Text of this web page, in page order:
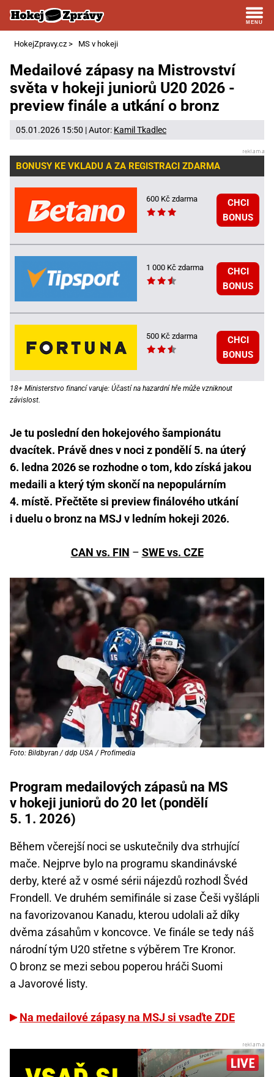
HokejZpravy.cz > MS v hokeji
Medailové zápasy na Mistrovství
světa v hokeji juniorů U20 2026 -
preview finále a utkání o bronz
05.01.2026 15:50 | Autor: Kamil Tkadlec
BONUSY KE VKLADU A ZA REGISTRACI ZDARMA
600 Kč zdarma
CHCI
BONUS
1 000 Kč zdarma
CHCI
BONUS
500 Kč zdarma
CHCI
BONUS
18+ Ministerstvo financí varuje: Účastí na hazardní hře může vzniknout
závislost.
Je tu poslední den hokejového šampionátu
dvacítek. Právě dnes v noci z pondělí 5. na úterý
6. ledna 2026 se rozhodne o tom, kdo získá jakou
medaili a který tým skončí na nepopulárním
4. místě. Přečtěte si preview finálového utkání
i duelu o bronz na MSJ v ledním hokeji 2026.
CAN vs. FIN – SWE vs. CZE
Foto: Bildbyran / ddp USA / Profimedia
Program medailových zápasů na MS
v hokeji juniorů do 20 let (pondělí
5. 1. 2026)
Během včerejší noci se uskutečnily dva strhující
mače. Nejprve bylo na programu skandinávské
derby, které až v osmé sérii nájezdů rozhodl Švéd
Frondell. Ve druhém semifinále si zase Češi vyšlápli
na favorizovanou Kanadu, kterou udolali až díky
dvěma zásahům v koncovce. Ve finále se tedy náš
národní tým U20 střetne s výběrem Tre Kronor.
O bronz se mezi sebou poperou hráči Suomi
a Javorové listy.
Na medailové zápasy na MSJ si vsaďte ZDE